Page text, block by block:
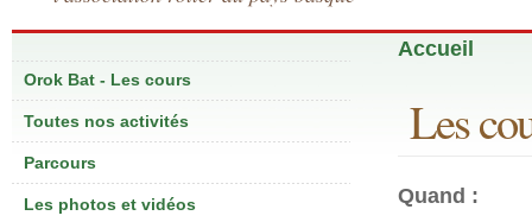
Accueil
Les
Quand :
Orok Bat - Les cours
Toutes nos activités
Parcours
Les photos et vidéos